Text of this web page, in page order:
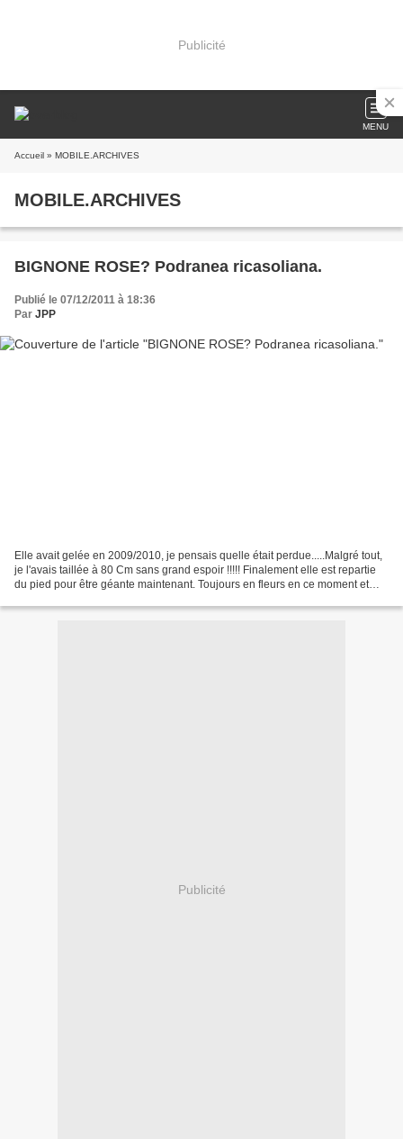
Publicité
MENU
Accueil » MOBILE.ARCHIVES
MOBILE.ARCHIVES
BIGNONE ROSE? Podranea ricasoliana.
Publié le 07/12/2011 à 18:36
Par JPP
Elle avait gelée en 2009/2010, je pensais quelle était perdue.....Malgré tout,
je l'avais taillée à 80 Cm sans grand espoir !!!!! Finalement elle est repartie
du pied pour être géante maintenant. Toujours en fleurs en ce moment et
Publicité